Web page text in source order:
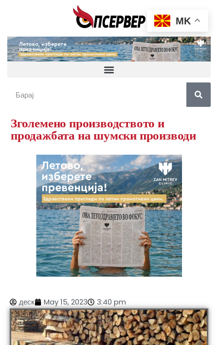
Зголемено производството и
продажбата на шумски производи
деск May 15, 2023 3:40 pm
MK